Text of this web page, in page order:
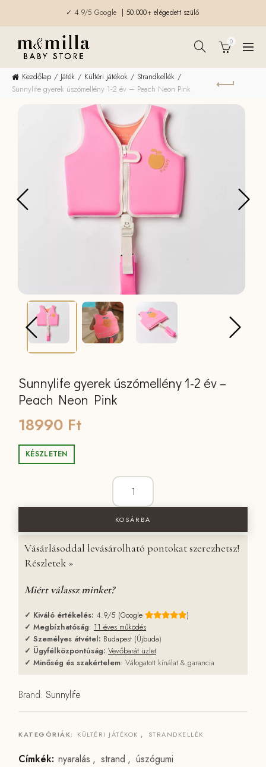
✓ 4.9/5 Google | 50.000+ elégedett szülő
0
Kezdőlap Játék Kültéri játékok
Strandkellék
Sunnylife gyerek úszómellény 1-2 év – Peach Neon Pink
Sunnylife gyerek úszómellény 1-2 év –
Peach Neon Pink
18990 Ft
KÉSZLETEN
Sunnylife gyerek úszómellény 1-2 év
KOSÁRBA
Vásárlásoddal levásárolható pontokat szerezhetsz!
Részletek »
Miért válassz minket?
✓ Kiváló értékelés: 4.9/5 (Google
)
✓ Megbízhatóság: 11 éves működés
✓ Személyes átvétel: Budapest (Újbuda)
✓ Ügyfélközpontúság: Vevőbarát üzlet
✓ Minőség és szakértelem: Válogatott kínálat & garancia
Brand: Sunnylife
KATEGÓRIÁK: KÜLTÉRI JÁTÉKOK , STRANDKELLÉK
Címkék: nyaralás , strand , úszógumi